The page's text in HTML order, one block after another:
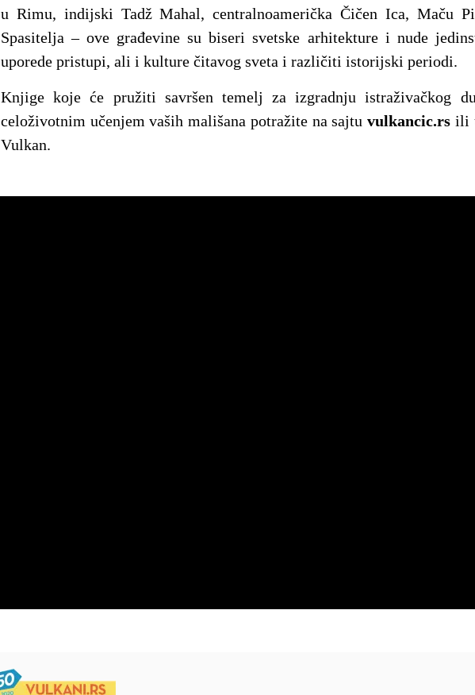
u Rimu, indijski Tadž Mahal, centralnoamerička Čičen Ica, Maču
Spasitelja – ove građevine su biseri svetske arhitekture i nude
uporede pristupi, ali i kulture čitavog sveta i različiti istorijski periodi.
Knjige koje će pružiti savršen temelj za izgradnju istraživačkog
celoživotnim učenjem vaših mališana potražite na sajtuvulkancic.rs ili
Vulkan.